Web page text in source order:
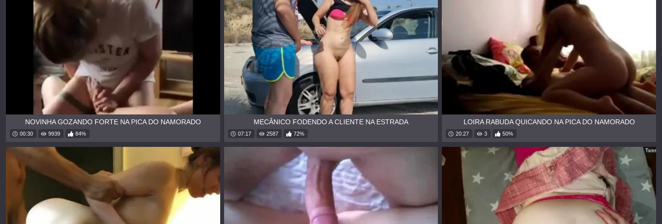
NOVINHA GOZANDO FORTE NA PICA DO NAMORADO
00:30 9939 84%
MECÂNICO FODENDO A CLIENTE NA ESTRADA
07:17 2587 72%
LOIRA RABUDA QUICANDO NA PICA DO NAMORADO
20:27 3 50%